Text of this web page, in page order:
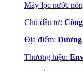
Máy lọc nước
Chủ đầu tư:
Địa điểm:
Thương hiệu: